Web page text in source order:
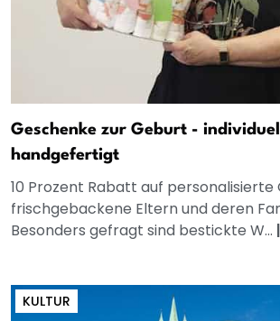
Geschenke zur Geburt -
handgefertigt
10 Prozent Rabatt auf personalisierte
frischgebackene Eltern und deren
Besonders gefragt sind bestickte W... |
KULTUR